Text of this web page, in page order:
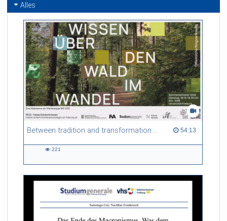
Alles
Between tradition and transformation: how owners, advisers and institutions co-create knowledge for resilient forests in Europe 54:13
54:13 duration
221